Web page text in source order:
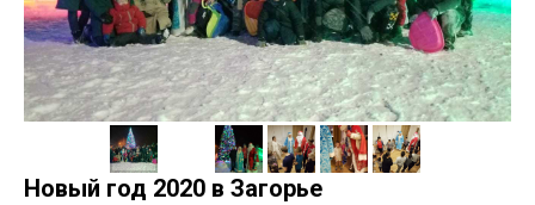
Новый год 2020 в Загорье